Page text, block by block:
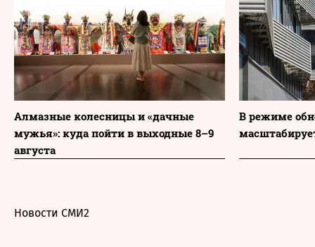
Алмазные колесницы и «дачные
мужья»: куда пойти в выходные 8–9
августа
В режиме
Новости СМИ2